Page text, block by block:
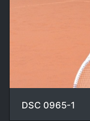
DSC 0965-1